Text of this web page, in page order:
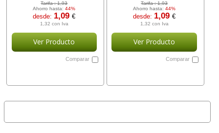
Tarifa :1,93
Ahorro hasta:44%
desde: 1,09€
1,32 con Iva
Ver Producto
Comparar
Tarifa :1,93
Ahorro hasta:44%
desde: 1,09€
1,32 con Iva
Ver Producto
Comparar